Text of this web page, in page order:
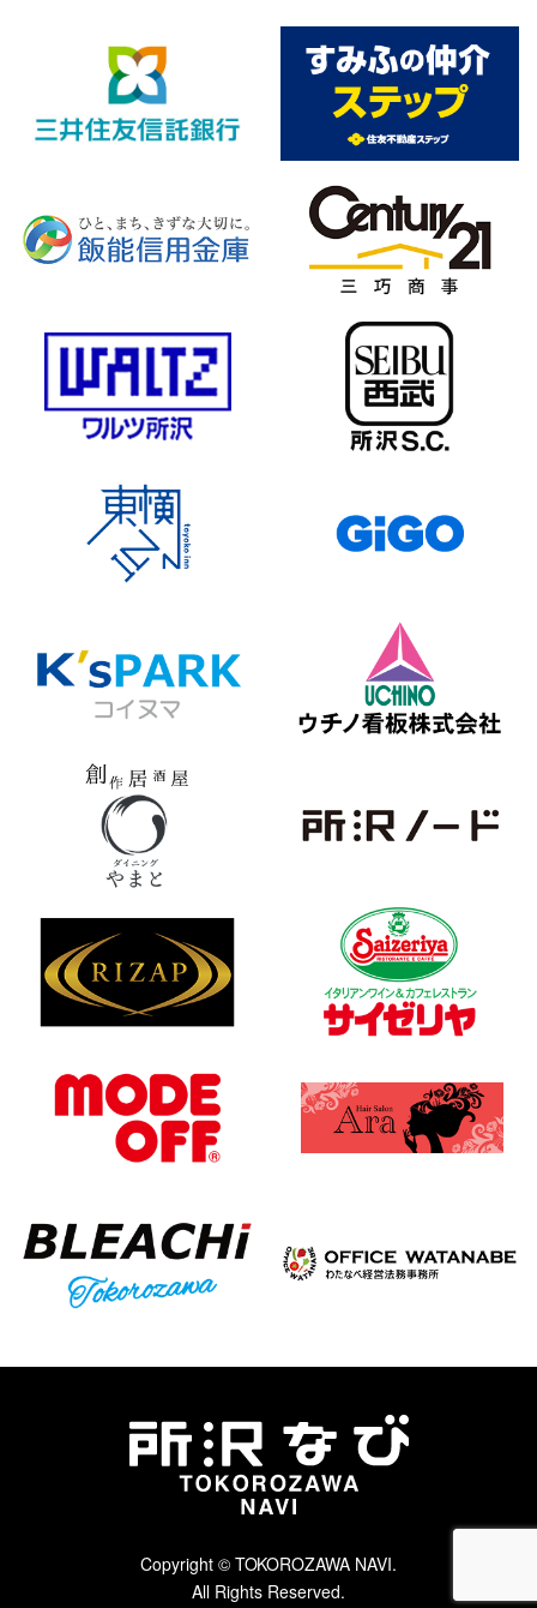
Copyright © TOKOROZAWA NAVI.
All Rights Reserved.